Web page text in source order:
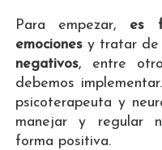
Para empezar, es
emocionesy tratar de
negativos, entre
debemos implementar.
psicoterapeuta y
manejar y regular
forma positiva.